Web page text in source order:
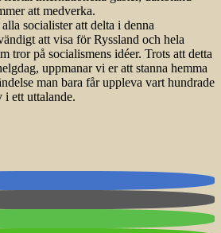
att medverka.
socialister att delta i denna
att visa för Ryssland och hela
tror på socialismens idéer. Trots att detta
uppmanar vi er att stanna hemma
man bara får uppleva vart hundrade
i ett uttalande.